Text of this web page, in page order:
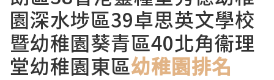
園深水埗區39卓思英文學校
暨幼稚園葵青區40北角衞理
堂幼稚園東區幼稚園排名